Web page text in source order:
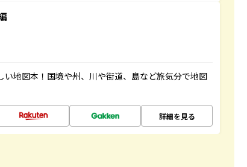
地図本！国境や州、川や街道、島など旅気分で地図
詳細を見る